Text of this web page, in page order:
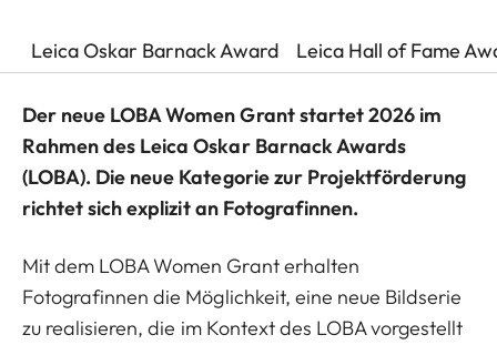
Leica Oskar Barnack Award Leica Hall of Fame
Der neue LOBA Women Grant startet 2026 im
Rahmen des Leica Oskar Barnack Awards
(LOBA). Die neue Kategorie zur Projektförderung
richtet sich explizit an Fotografinnen.
Mit dem LOBA Women Grant erhalten
Fotografinnen die Möglichkeit, eine neue Bildserie
zu realisieren, die im Kontext des LOBA vorgestellt